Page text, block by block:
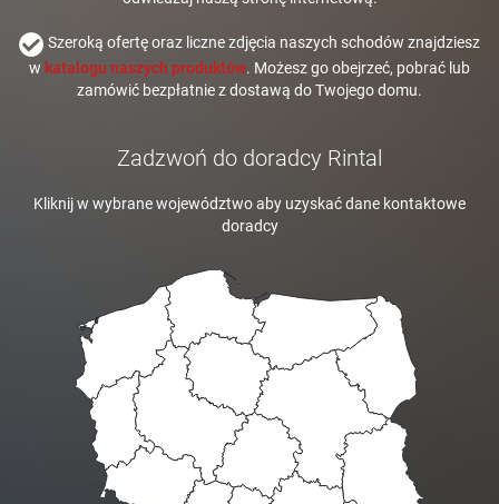
Szeroką ofertę oraz liczne zdjęcia naszych schodów znajdziesz
w katalogu naszych produktów. Możesz go obejrzeć, pobrać lub
zamówić bezpłatnie z dostawą do Twojego domu.
Zadzwoń do doradcy Rintal
Kliknij w wybrane województwo aby uzyskać dane kontaktowe
doradcy